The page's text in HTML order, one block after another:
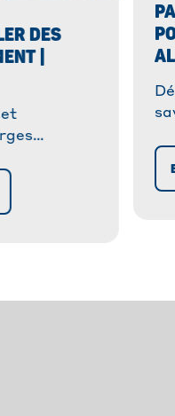
DES
|
et
conserver